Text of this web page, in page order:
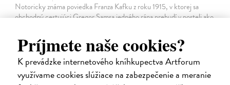
Príjmete naše cookies?
K prevádzke internetového kníhkupectva Artforum
využívame cookies slúžiace na zabezpečenie a meranie
Notoricky známa poviedka Franza Kafku z roku 1915, v ktorej sa
obchodný cestujúci Gregor Samsa jedného rána prebudí v posteli ako
súcitu…
Na stiahnutie akoMP3
7,00 €